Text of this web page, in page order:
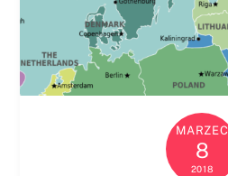
MARZEC
8
2018